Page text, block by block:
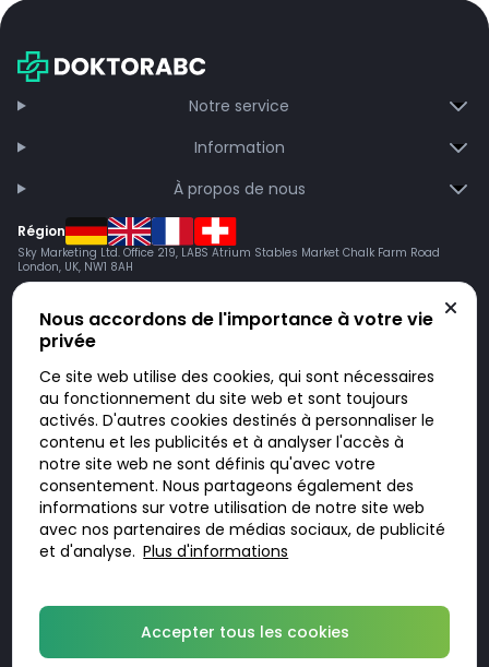
Notre service
Information
À propos de nous
Région
Sky Marketing Ltd. Office 219, LABS Atrium Stables Market Chalk Farm Road
London, UK, NW1 8AH
Doktorabc.com est une plateforme de mise en relation et n’est pas une
pharmacie en ligne. Nous ne vendons ni ne livrons de médicaments ou
autres produits. Les informations sur les produits, médicaments et prix
n’ont pas valeur d’offre. Vous êtes responsable du respect des lois en
vigueur dans votre pays. L’utilisation du site se fait à vos risques et sous
votre responsabilité. Vous visitez et utilisez ce site de votre propre
initiative.
Nous accordons de l'importance à votre vie
privée
Ce site web utilise des cookies, qui sont nécessaires
au fonctionnement du site web et sont toujours
activés. D'autres cookies destinés à personnaliser le
contenu et les publicités et à analyser l'accès à
notre site web ne sont définis qu'avec votre
consentement. Nous partageons également des
informations sur votre utilisation de notre site web
avec nos partenaires de médias sociaux, de publicité
et d'analyse. Plus d'informations
Accepter tous les cookies